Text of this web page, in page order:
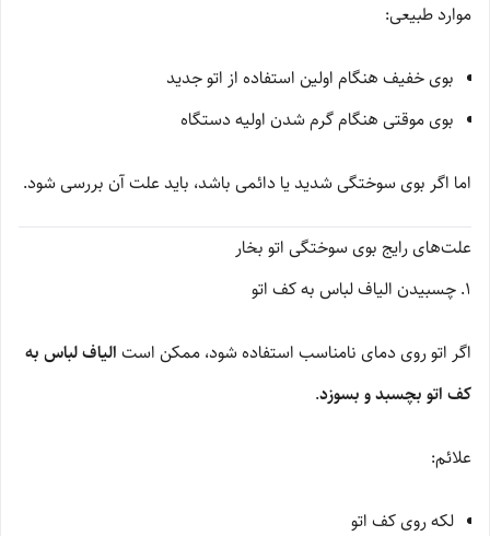
موارد طبیعی:
بوی خفیف هنگام اولین استفاده از اتو جدید
بوی موقتی هنگام گرم شدن اولیه دستگاه
اما اگر بوی سوختگی شدید یا دائمی باشد، باید علت آن بررسی شود.
علت‌های رایج بوی سوختگی اتو بخار
1. چسبیدن الیاف لباس به کف اتو
اگر اتو روی دمای نامناسب استفاده شود، ممکن است الیاف لباس به
کف اتو بچسبد و بسوزد.
علائم:
لکه روی کف اتو